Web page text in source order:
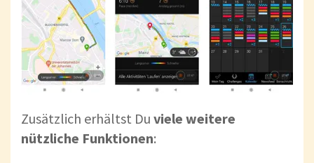
Zusätzlich erhältst Du viele weitere
nützliche Funktionen: